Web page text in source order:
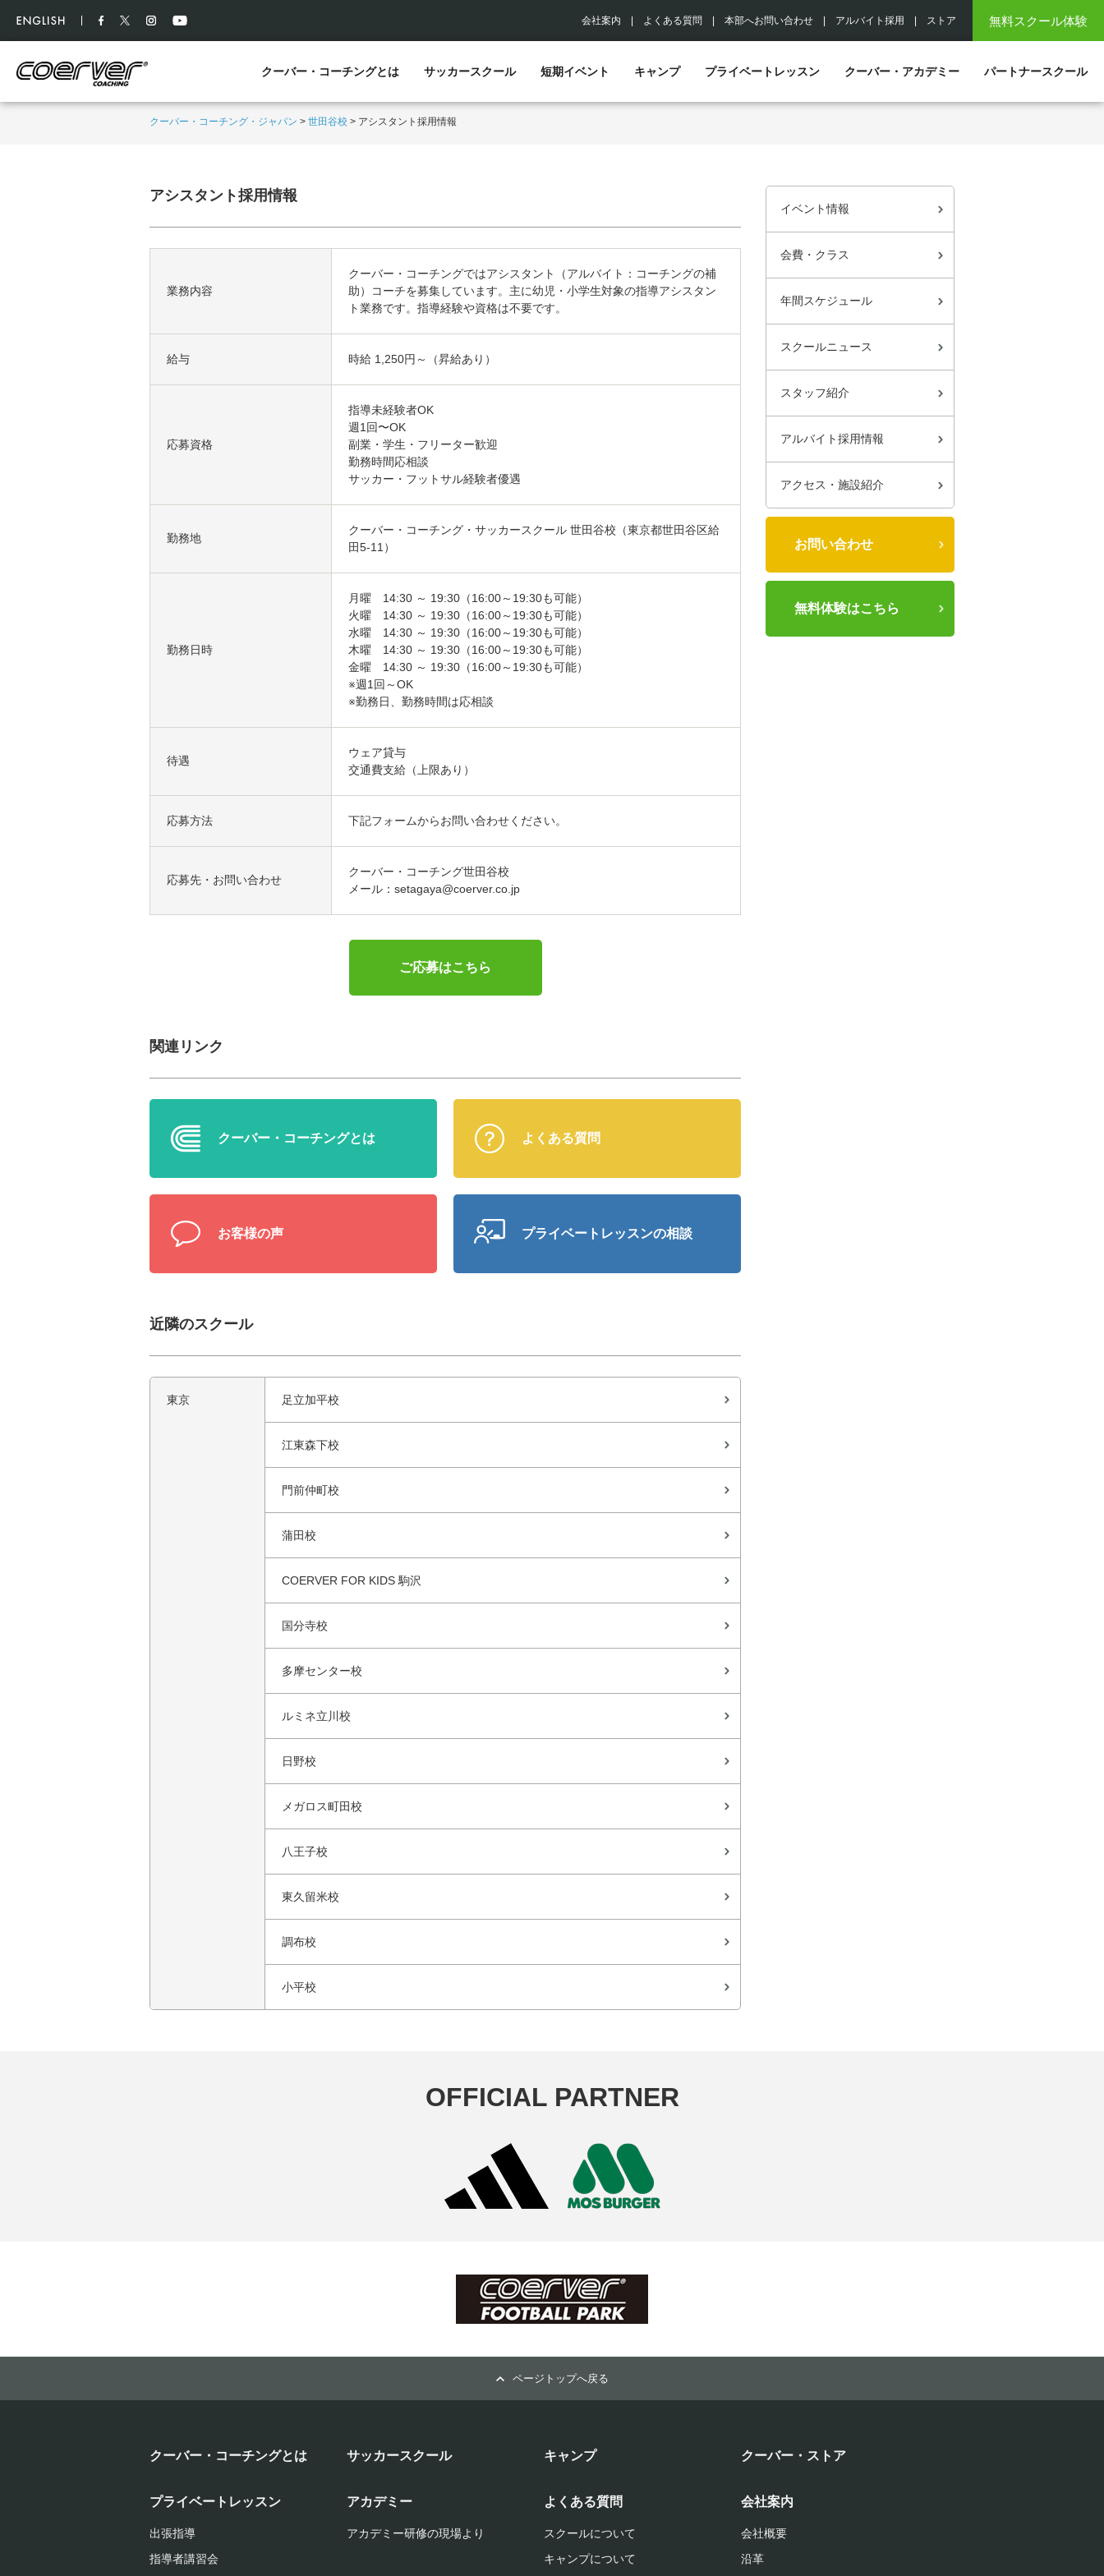
無料スクール体験
会社案内 よくある質問 本部へお問い合わせ アルバイト採用 ストア
クーバー・コーチングとは サッカースクール 短期イベント キャンプ プライベートレッスン クーバー・アカデミー パートナースクール
クーバー・コーチング・ジャパン > 世田谷校 > アシスタント採用情報
アシスタント採用情報
業務内容
クーバー・コーチングではアシスタント（アルバイト：コーチングの補
助）コーチを募集しています。主に幼児・小学生対象の指導アシスタン
ト業務です。指導経験や資格は不要です。
給与 時給 1,250円～（昇給あり）
応募資格
指導未経験者OK
週1回〜OK
副業・学生・フリーター歓迎
勤務時間応相談
サッカー・フットサル経験者優遇
勤務地
クーバー・コーチング・サッカースクール 世田谷校（東京都世田谷区給
田5-11）
勤務日時
月曜 14:30 ～ 19:30（16:00～19:30も可能）
火曜 14:30 ～ 19:30（16:00～19:30も可能）
水曜 14:30 ～ 19:30（16:00～19:30も可能）
木曜 14:30 ～ 19:30（16:00～19:30も可能）
金曜 14:30 ～ 19:30（16:00～19:30も可能）
※週1回～OK
※勤務日、勤務時間は応相談
待遇
ウェア貸与
交通費支給（上限あり）
応募方法 下記フォームからお問い合わせください。
応募先・ お問い合わせ
クーバー・コーチング世田谷校
メール：setagaya@coerver.co.jp
ご応募はこちら
関連リンク
クーバー・ コーチングとは よくある質問
お客様の声 プライベート レッスンの相談
近隣のスクール
東京 足立加平校
江東森下校
門前仲町校
蒲田校
COERVER FOR KIDS 駒沢
国分寺校
多摩センター校
ルミネ立川校
日野校
メガロス町田校
八王子校
東久留米校
調布校
小平校
イベント情報
会費・クラス
年間スケジュール
スクールニュース
スタッフ紹介
アルバイト採用情報
アクセス・施設紹介
お問い合わせ
無料体験はこちら
OFFICIAL PARTNER
ページトップへ戻る
クーバー・コーチングとは サッカースクール キャンプ クーバー・ストア
プライベートレッスン
出張指導
指導者講習会
アカデミー
アカデミー研修の現場より
よくある質問
スクールについて
キャンプについて
会社案内
会社概要
沿革